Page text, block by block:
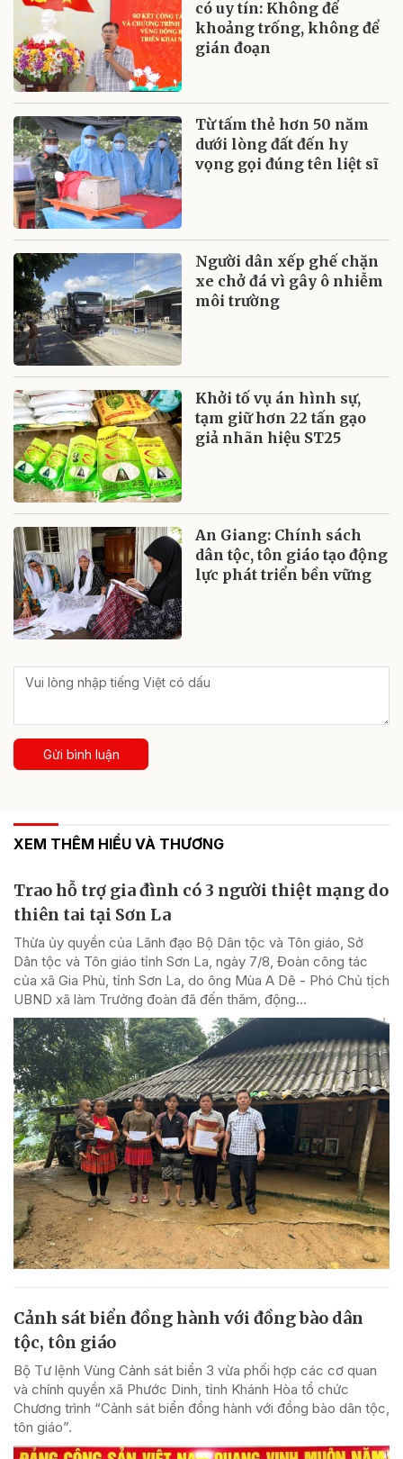
có uy tín: Không để
khoảng trống, không để
gián đoạn
Từ tấm thẻ hơn 50 năm
dưới lòng đất đến hy
vọng gọi đúng tên liệt sĩ
Người dân xếp ghế chặn
xe chở đá vì gây ô nhiễm
môi trường
Khởi tố vụ án hình sự,
tạm giữ hơn 22 tấn gạo
giả nhãn hiệu ST25
An Giang: Chính sách
dân tộc, tôn giáo tạo động
lực phát triển bền vững
Gửi bình luận
XEM THÊM HIỂU VÀ THƯƠNG
Trao hỗ trợ gia đình có 3 người thiệt mạng do
thiên tai tại Sơn La
Thừa ủy quyền của Lãnh đạo Bộ Dân tộc và Tôn giáo, Sở
Dân tộc và Tôn giáo tỉnh Sơn La, ngày 7/8, Đoàn công tác
của xã Gia Phù, tỉnh Sơn La, do ông Mùa A Dê - Phó Chủ tịch
UBND xã làm Trưởng đoàn đã đến thăm, động...
Cảnh sát biển đồng hành với đồng bào dân
tộc, tôn giáo
Bộ Tư lệnh Vùng Cảnh sát biển 3 vừa phối hợp các cơ quan
và chính quyền xã Phước Dinh, tỉnh Khánh Hòa tổ chức
Chương trình “Cảnh sát biển đồng hành với đồng bào dân tộc,
tôn giáo”.